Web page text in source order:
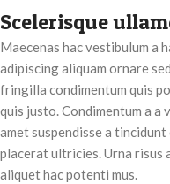
Scelerisque
Maecenas hac vestibulum a
adipiscing aliquam ornare
fringilla condimentum quis
quis justo. Condimentum a a
amet suspendisse a
placerat ultricies. Urna risus
aliquet hac potenti mus.